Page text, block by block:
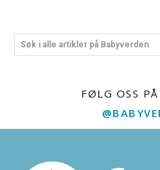
Søk i alle artikler på Babyverden
FØLG OSS